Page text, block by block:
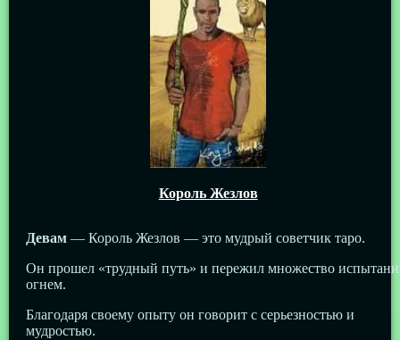
Король Жезлов
Девам— Король Жезлов — это мудрый советчик таро.
Он прошел «трудный путь» и пережил множество
огнем.
Благодаря своему опыту он говорит с серьезностью и
мудростью.